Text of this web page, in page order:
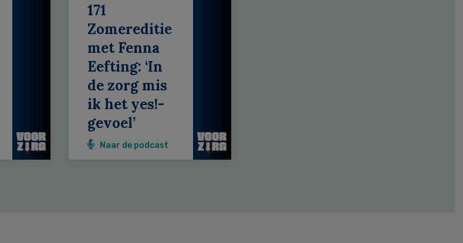
171
Zomereditie
met Fenna
Eefting: ‘In
de zorg mis
ik het yes!-
gevoel’
Naar de podcast